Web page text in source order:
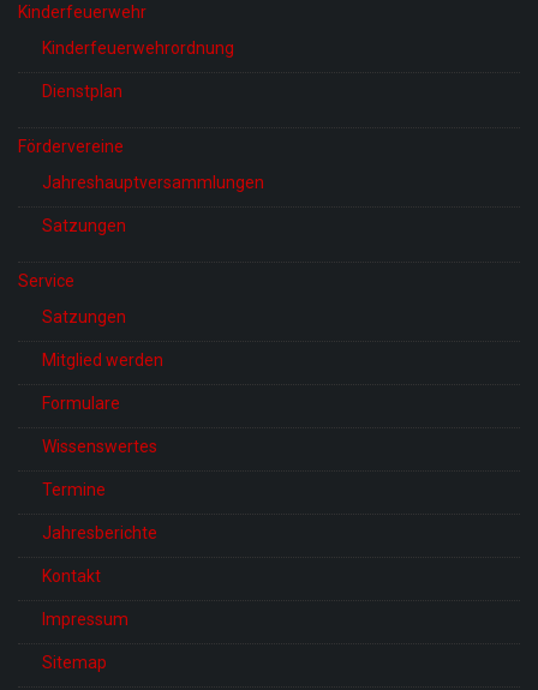
Kinderfeuerwehr
Kinderfeuerwehrordnung
Dienstplan
Fördervereine
Jahreshauptversammlungen
Satzungen
Service
Satzungen
Mitglied werden
Formulare
Wissenswertes
Termine
Jahresberichte
Kontakt
Impressum
Sitemap